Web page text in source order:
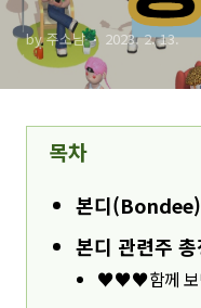
by 주소남 2023. 2. 13.
목차
본디
본디 관련주 총
♥♥♥함께 보